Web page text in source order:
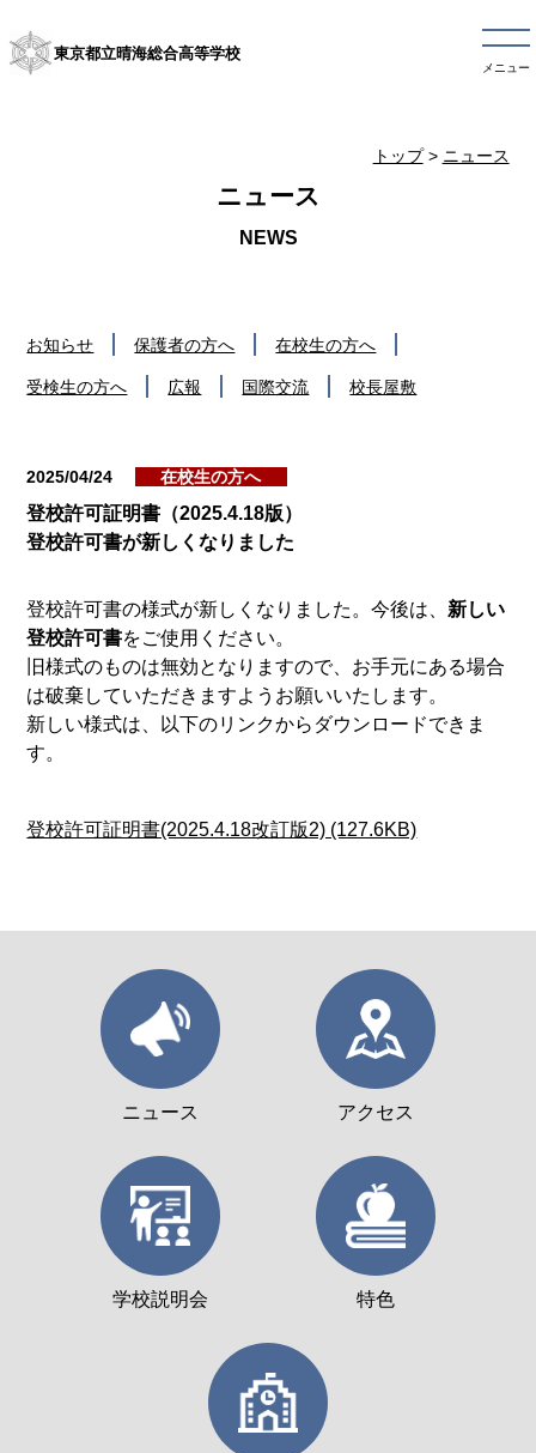
東京都立晴海総合高等学校
メニュー
トップ> ニュース
ニュース
お知らせ 保護者の方へ 在校生の方へ
受検生の方へ 広報 国際交流 校長屋敷
2025/04/24 在校生の方へ
登校許可証明書（2025.4.18版）
登校許可書が新しくなりました
登校許可書の様式が新しくなりました。今後は、 新しい
登校許可書をご使用ください。
旧様式のものは無効となりますので、お手元にある場合
は破棄していただきますようお願いいたします。
新しい様式は、以下のリンクからダウンロードできま
す。
登校許可証明書(2025.4.18改訂版2) (127.6KB)
ニュース アクセス
学校説明会 特色